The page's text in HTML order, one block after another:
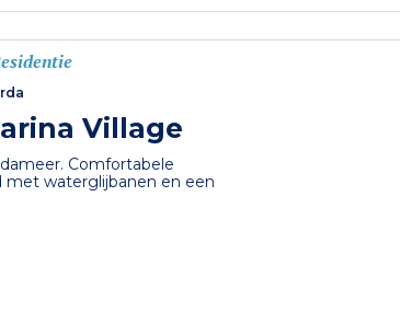
Village
Comfortabele
waterglijbanen en een